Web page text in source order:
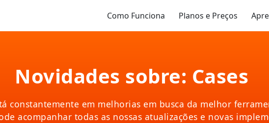
Como Funciona Planos e Preços
Novidades sobre: Cases
constantemente em melhorias em busca da melhor
acompanhar todas as nossas atualizações e novas